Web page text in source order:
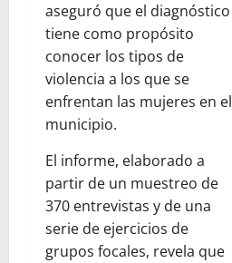
aseguró que el diagnóstico
tiene como propósito
conocer los tipos de
violencia a los que se
enfrentan las mujeres en el
municipio.
El informe, elaborado a
partir de un muestreo de
370 entrevistas y de una
serie de ejercicios de
grupos focales, revela que